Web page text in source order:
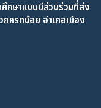
กษาแบบมีส่วนร่วมที่ส่ง
ครกน้อย อำเภอเมือง